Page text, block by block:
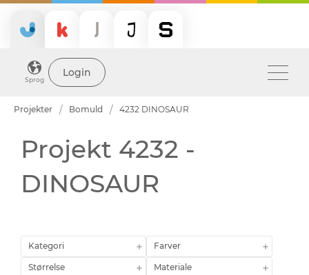
Sprog
Login
Projekter Bomuld 4232 DINOSAUR
Projekt 4232 -
DINOSAUR
Kategori Farver
Størrelse Materiale